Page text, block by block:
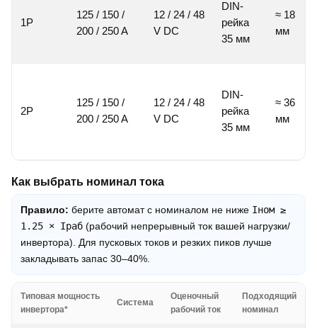
1P
125 / 150 /
200 / 250 A
12 / 24 / 48
V DC
DIN-
рейка
35 мм
≈ 18
мм
2P
125 / 150 /
200 / 250 A
12 / 24 / 48
V DC
DIN-
рейка
35 мм
≈ 36
мм
Как выбрать номинал тока
Правило: берите автомат с номиналом не ниже Iном ≥
1.25 × Iраб (рабочий непрерывный ток вашей нагрузки/
инвертора). Для пусковых токов и резких пиков лучше
закладывать запас 30–40%.
Типовая мощность
инвертора*
Система
Оценочный
рабочий ток
Подходящий
номинал